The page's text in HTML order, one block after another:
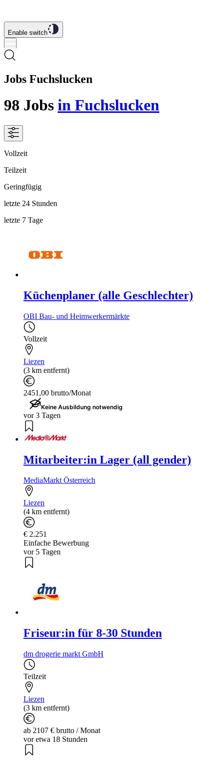
Enable switch
Jobs Fuchslucken
98 Jobs in Fuchslucken
Vollzeit
Teilzeit
Geringfügig
letzte 24 Stunden
letzte 7 Tage
Küchenplaner (alle Geschlechter)
OBI Bau- und Heimwerkermärkte
Vollzeit
Liezen
(3 km entfernt)
2451,00 brutto/Monat
Keine Ausbildung notwendig
vor 3 Tagen
Mitarbeiter:in Lager (all gender)
MediaMarkt Österreich
Liezen
(4 km entfernt)
€ 2.251
Einfache Bewerbung
vor 5 Tagen
Friseur:in für 8-30 Stunden
dm drogerie markt GmbH
Teilzeit
Liezen
(3 km entfernt)
ab 2107 € brutto / Monat
vor etwa 18 Stunden